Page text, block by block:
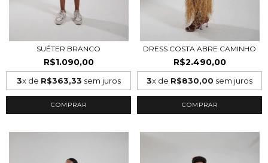
SUÉTER BRANCO
R$1.090,00
3x de R$363,33 sem juros
COMPRAR
DRESS COSTA ABRE CAMINHO
R$2.490,00
3x de R$830,00 sem juros
COMPRAR